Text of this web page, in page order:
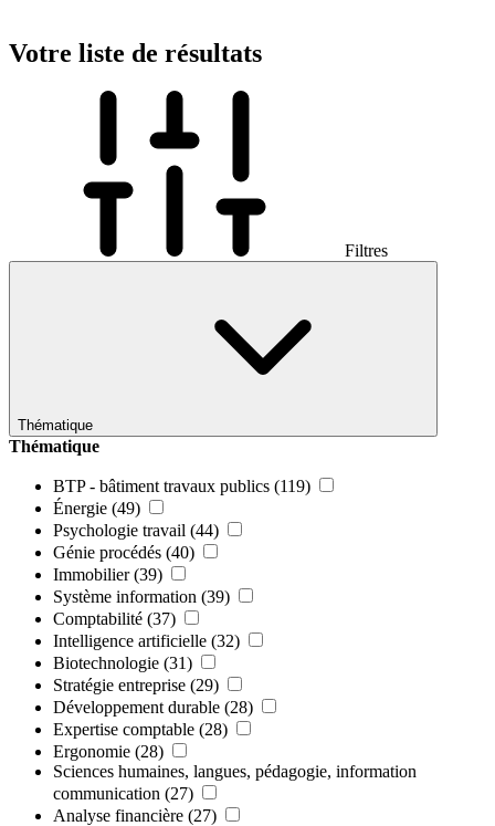
Votre liste de résultats
Filtres
Thématique
Thématique
BTP - bâtiment travaux publics (119)
Énergie (49)
Psychologie travail (44)
Génie procédés (40)
Immobilier (39)
Système information (39)
Comptabilité (37)
Intelligence artificielle (32)
Biotechnologie (31)
Stratégie entreprise (29)
Développement durable (28)
Expertise comptable (28)
Ergonomie (28)
Sciences humaines, langues, pédagogie, information
communication (27)
Analyse financière (27)